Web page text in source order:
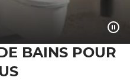
ÉLIGIBLES!
BAINS POUR